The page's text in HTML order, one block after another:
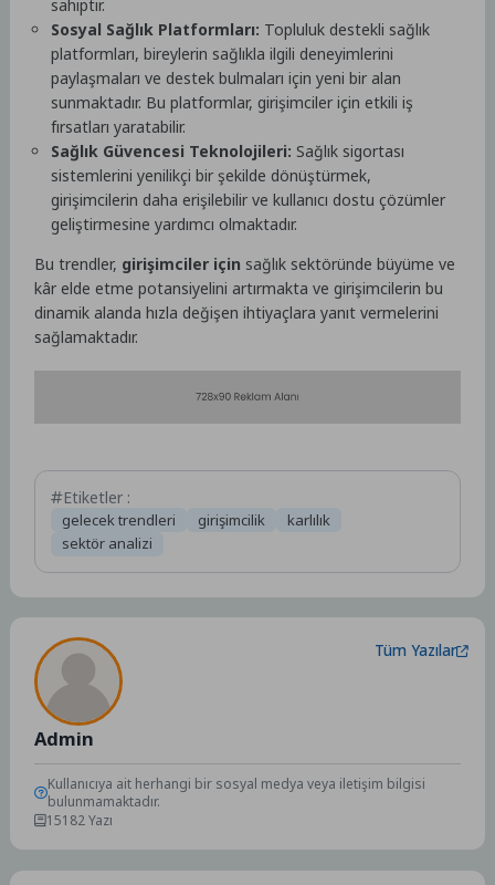
sahiptir.
Sosyal Sağlık Platformları: Topluluk destekli sağlık
platformları, bireylerin sağlıkla ilgili deneyimlerini
paylaşmaları ve destek bulmaları için yeni bir alan
sunmaktadır. Bu platformlar, girişimciler için etkili iş
fırsatları yaratabilir.
Sağlık Güvencesi Teknolojileri: Sağlık sigortası
sistemlerini yenilikçi bir şekilde dönüştürmek,
girişimcilerin daha erişilebilir ve kullanıcı dostu çözümler
geliştirmesine yardımcı olmaktadır.
Bu trendler, girişimciler için sağlık sektöründe büyüme ve
kâr elde etme potansiyelini artırmakta ve girişimcilerin bu
dinamik alanda hızla değişen ihtiyaçlara yanıt vermelerini
sağlamaktadır.
Etiketler :
gelecek trendleri girişimcilik
karlılık
sektör analizi
Admin
Tüm Yazılar
Kullanıcıya ait herhangi bir sosyal medya veya iletişim bilgisi
bulunmamaktadır.
15182 Yazı